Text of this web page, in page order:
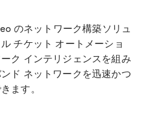
のネットワーク構築ソリュ
チケット オートメーショ
ク インテリジェンスを組み
ド ネットワークを迅速かつ
ます。